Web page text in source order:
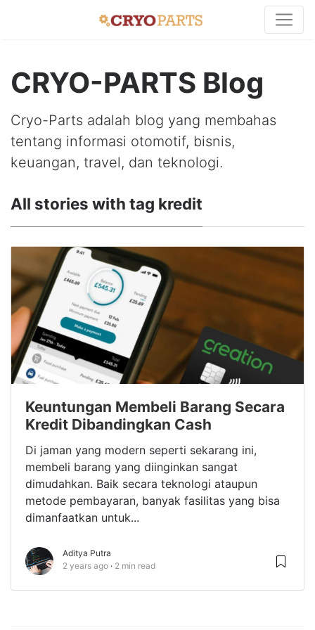
CRYO-PARTS Blog
Cryo-Parts adalah blog yang membahas
tentang informasi otomotif, bisnis,
keuangan, travel, dan teknologi.
All stories with tag kredit
Keuntungan Membeli Barang Secara
Kredit Dibandingkan Cash
Di jaman yang modern seperti sekarang ini,
membeli barang yang diinginkan sangat
dimudahkan. Baik secara teknologi ataupun
metode pembayaran, banyak fasilitas yang bisa
dimanfaatkan untuk...
Aditya Putra
2 years ago
2 min read